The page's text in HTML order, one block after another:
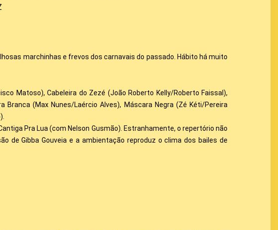
marchinhas e frevos dos carnavais do passado. Hábito há muito
Matoso), Cabeleira do Zezé (João Roberto Kelly/Roberto Faissal),
Branca (Max Nunes/Laércio Alves), Máscara Negra (Zé Kéti/Pereira
Pra Lua (com Nelson Gusmão). Estranhamente, o repertório não
de Gibba Gouveia e a ambientação reproduz o clima dos bailes de